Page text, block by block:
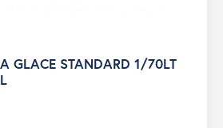
GLACE STANDARD 1/70LT